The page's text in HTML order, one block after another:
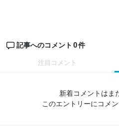
記事へのコメント 0件
注目コメント
新着コメントはま
このエントリーにコメ